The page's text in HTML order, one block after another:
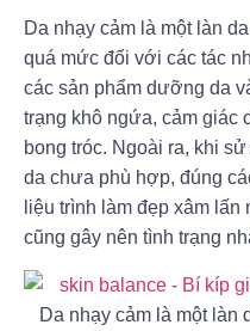
Da nhạy cảm là một làn
quá mức đối với các tác
các sản phẩm dưỡng da
trạng khô ngứa, cảm giác
bong tróc. Ngoài ra, khi
da chưa phù hợp, đúng
liệu trình làm đẹp xâm
cũng gây nên tình trạng
Da nhạy cảm là một làn